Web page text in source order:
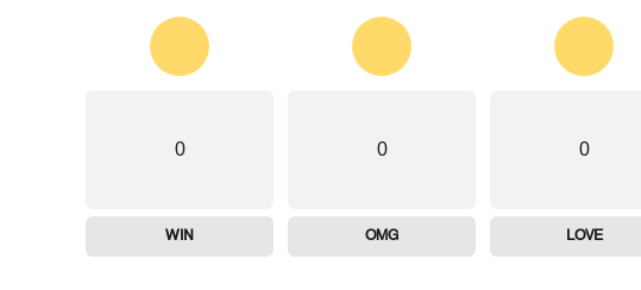
0
LOVE
0
OMG
0
WIN